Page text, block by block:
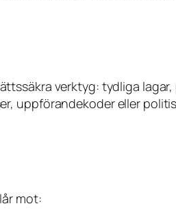
verktyg: tydliga
uppförandekoder eller
mot: